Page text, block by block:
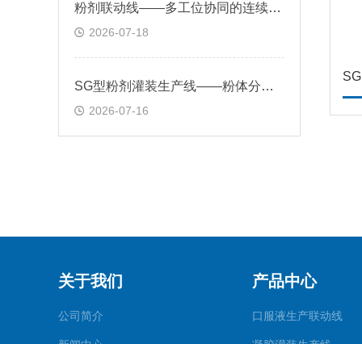
粉剂联动线——多工位协同的连续灌装作业系统
2026-07-18
SG型粉剂灌装生产线——粉体分装的系统化解决方案
2026-07-16
关于我们
公司简介
产品中心
口服液生产联动线